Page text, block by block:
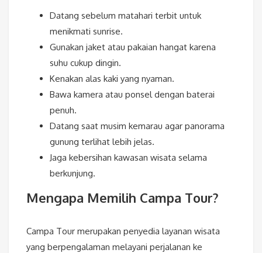
Datang sebelum matahari terbit untuk
menikmati sunrise.
Gunakan jaket atau pakaian hangat karena
suhu cukup dingin.
Kenakan alas kaki yang nyaman.
Bawa kamera atau ponsel dengan baterai
penuh.
Datang saat musim kemarau agar panorama
gunung terlihat lebih jelas.
Jaga kebersihan kawasan wisata selama
berkunjung.
Mengapa Memilih Campa Tour?
Campa Tour merupakan penyedia layanan wisata
yang berpengalaman melayani perjalanan ke